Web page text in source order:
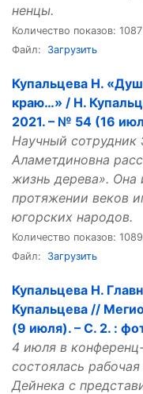
ненцы.
Количество показов: 1087
Файл: Загрузить
Купальцева Н.
краю…» / Н.
2021. – № 54 (16
Научный сотрудник
Аламетдиновна
жизнь дерева». Она
протяжении веков
югорских народов.
Количество показов: 1089
Файл: Загрузить
Купальцева Н.
Купальцева //
(9 июля). – С. 2. :
4 июля в
состоялась
Дейнека с